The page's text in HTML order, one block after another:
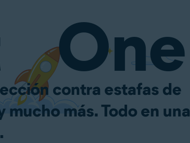
One
contra estafas de
más. Todo en una